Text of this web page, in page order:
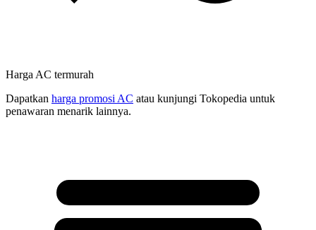
Harga AC termurah
Dapatkan harga promosi AC atau kunjungi Tokopedia untuk
penawaran menarik lainnya.